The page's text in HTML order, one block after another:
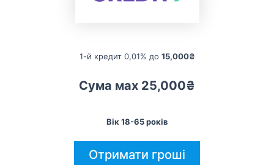
1-й кредит 0,01% до 15,000₴
Сума мах 25,000₴
Вік 18-65 років
Отримати гроші